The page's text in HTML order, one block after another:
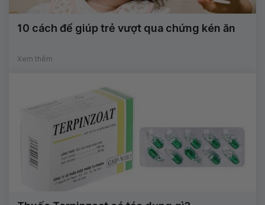
10 cách để giúp trẻ vượt qua chứng kén ăn
Xem thêm